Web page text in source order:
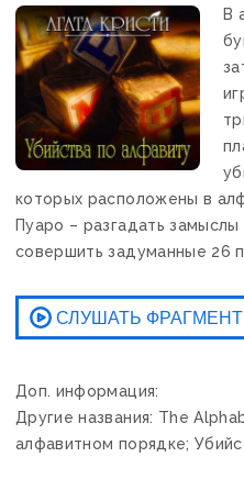
В
которых расположены в
Пуаро – разгадать
совершить задуманные 26
Доп. информация:
Другие названия: The
алфавитном порядке;